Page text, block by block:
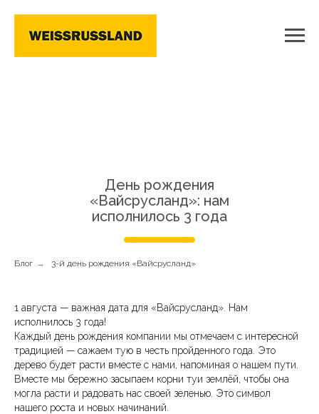
День рождения
«Вайсрусланд»: нам
исполнилось 3 года
Блог → 3-й день рождения «Вайсрусланд»
1 августа — важная дата для «Вайсрусланд». Нам
исполнилось 3 года!
Каждый день рождения компании мы отмечаем с интересной
традицией — сажаем тую в честь пройденного года. Это
дерево будет расти вместе с нами, напоминая о нашем пути.
Вместе мы бережно засыпаем корни туи землёй, чтобы она
могла расти и радовать нас своей зеленью. Это символ
нашего роста и новых начинаний.